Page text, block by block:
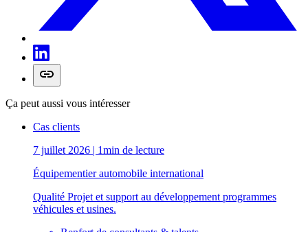
Ça peut aussi vous intéresser
Cas clients
7 juillet 2026 | 1min de lecture
Équipementier automobile international
Qualité Projet et support au développement programmes
véhicules et usines.